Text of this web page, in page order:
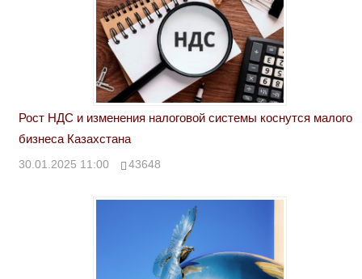
Рост НДС и изменения налоговой системы коснутся малого
бизнеса Казахстана
30.01.2025 11:00 43648